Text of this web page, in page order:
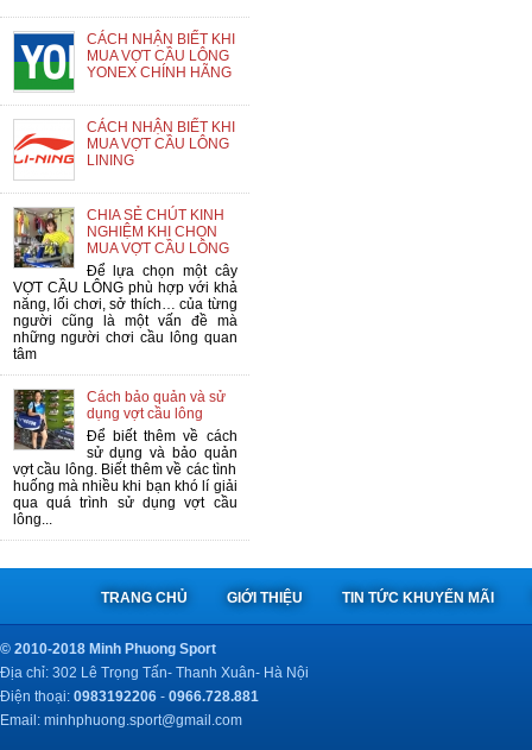
CÁCH NHẬN BIẾT KHI
MUA VỢT CẦU LÔNG
YONEX CHÍNH HÃNG
CÁCH NHẬN BIẾT KHI
MUA VỢT CẦU LÔNG
LINING
CHIA SẺ CHÚT KINH
NGHIỆM KHI CHỌN
MUA VỢT CẦU LÔNG
Để lựa chọn một cây
VỢT CẦU LÔNG phù hợp với khả
năng, lối chơi, sở thích… của từng
người cũng là một vấn đề mà
những người chơi cầu lông quan
tâm
Cách bảo quản và sử
dụng vợt cầu lông
Để biết thêm về cách
sử dụng và bảo quản
vợt cầu lông. Biết thêm về các tình
huống mà nhiều khi bạn khó lí giải
qua quá trình sử dụng vợt cầu
lông...
TRANG CHỦ GIỚI THIỆU TIN TỨC KHUYẾN MÃI
© 2010-2018 Minh Phuong Sport
Địa chỉ: 302 Lê Trọng Tấn- Thanh Xuân- Hà Nội
Điện thoại: 0983192206 - 0966.728.881
Email: minhphuong.sport@gmail.com